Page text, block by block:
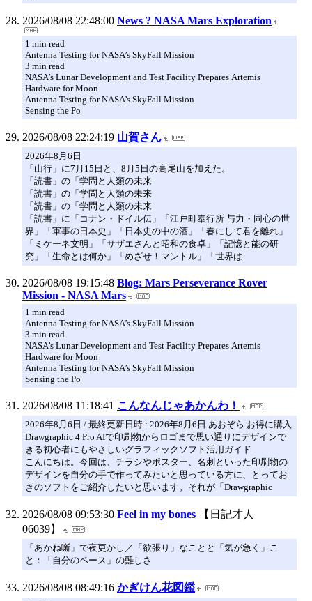
2026/08/08 22:48:00 News ? NASA Mars Exploration
1 min read
Antenna Testing for NASA’s SkyFall Mission
3 min read
NASA’s Lunar Development and Test Facility Prepares Artemis
Hardware for Moon
Antenna Testing for NASA’s SkyFall Mission
Sensing the Po
2026/08/08 22:24:19 山賀さん
2026年8月6日
「山行」に7月15日と、8月5日の高尾山を加えた。
「読書」の「学問と人類の未来
「読書」の「学問と人類の未来
「読書」の「学問と人類の未来
「読書」に「コナン・ドイル伝」「江戸町奉行所 与力・同心の世
界」「軍事の日本史」「日本史の中の酒」「春にして君を離れ」
「ミケーネ文明」「サザエさんと昭和の食卓」「記憶と能の研
究」「生命とは何か」「めざせ！マントル」「世界は
2026/08/08 19:15:48 Blog: Mars Perseverance Rover
Mission - NASA Mars
1 min read
Antenna Testing for NASA’s SkyFall Mission
3 min read
NASA’s Lunar Development and Test Facility Prepares Artemis
Hardware for Moon
Antenna Testing for NASA’s SkyFall Mission
Sensing the Po
2026/08/08 11:18:41 こんなんじゃあかんわ！
2026年8月6日 / 最終更新日時 : 2026年8月6日 あおぞら お得に購入
Drawgraphic 4 Pro AIで印刷物からロゴまで思い通りにデザインで
きる初心者にもやさしいグラフィックソフト活用ガイド
こんにちは。今回は、チラシやポスター、名刺といった印刷物の
デザインを自分の手で作ってみたいと思っている方に、とってお
きのソフトをご紹介したいと思います。それが「Drawgraphic
2026/08/08 09:53:30 Feel in my bones
【日記才人
06039】
「あかね噺」で夜更かし／「欲張り」なことと「気が急く」こ
と：「自分のペース」の難しさ
2026/08/08 08:49:16 かぎけん花図鑑